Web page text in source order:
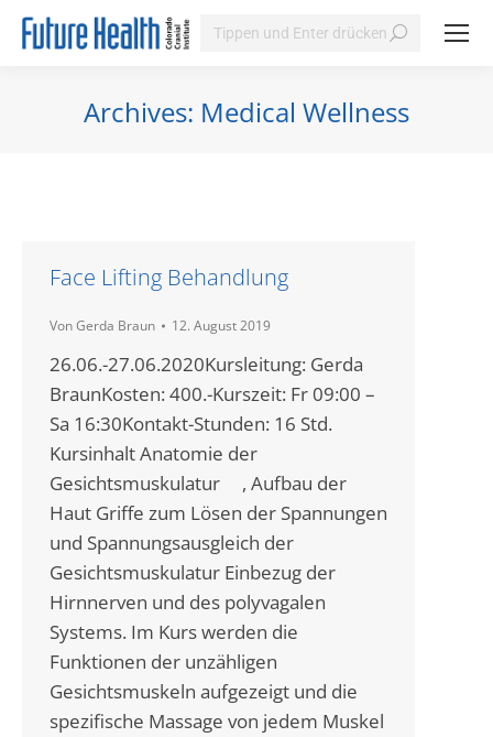
Search:
Archives: Medical Wellness
Face Lifting Behandlung
VonGerda Braun 12. August 2019
26.06.-27.06.2020Kursleitung: Gerda
BraunKosten: 400.-Kurszeit: Fr 09:00 –
Sa 16:30Kontakt-Stunden: 16 Std.
Kursinhalt Anatomie der
Gesichtsmuskulatur , Aufbau der
Haut Griffe zum Lösen der Spannungen
und Spannungsausgleich der
Gesichtsmuskulatur Einbezug der
Hirnnerven und des polyvagalen
Systems. Im Kurs werden die
Funktionen der unzähligen
Gesichtsmuskeln aufgezeigt und die
spezifische Massage von jedem Muskel